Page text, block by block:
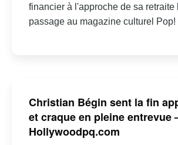
financier à l'approche de sa retraite
passage au magazine culturel Pop!
Christian Bégin sent la fin
et craque en pleine entrevue
Hollywoodpq.com